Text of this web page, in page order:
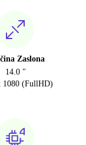
Zaslona
14.0 "
1080 (FullHD)